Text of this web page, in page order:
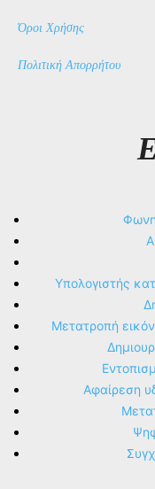
Όροι Χρήσης
Πολιτική Απορρήτου
Υπολογιστής
Μετατροπή
Αφαίρεση